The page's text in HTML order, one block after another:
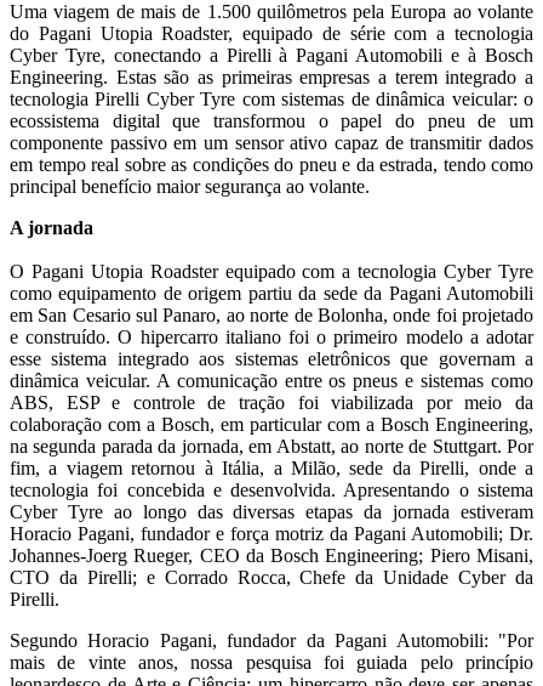
Uma viagem de mais de 1.500 quilômetros pela Europa ao volante
do Pagani Utopia Roadster, equipado de série com a tecnologia
Cyber Tyre, conectando a Pirelli à Pagani Automobili e à Bosch
Engineering. Estas são as primeiras empresas a terem integrado a
tecnologia Pirelli Cyber Tyre com sistemas de dinâmica veicular: o
ecossistema digital que transformou o papel do pneu de um
componente passivo em um sensor ativo capaz de transmitir dados
em tempo real sobre as condições do pneu e da estrada, tendo como
principal benefício maior segurança ao volante.
A jornada
O Pagani Utopia Roadster equipado com a tecnologia Cyber Tyre
como equipamento de origem partiu da sede da Pagani Automobili
em San Cesario sul Panaro, ao norte de Bolonha, onde foi projetado
e construído. O hipercarro italiano foi o primeiro modelo a adotar
esse sistema integrado aos sistemas eletrônicos que governam a
dinâmica veicular. A comunicação entre os pneus e sistemas como
ABS, ESP e controle de tração foi viabilizada por meio da
colaboração com a Bosch, em particular com a Bosch Engineering,
na segunda parada da jornada, em Abstatt, ao norte de Stuttgart. Por
fim, a viagem retornou à Itália, a Milão, sede da Pirelli, onde a
tecnologia foi concebida e desenvolvida. Apresentando o sistema
Cyber Tyre ao longo das diversas etapas da jornada estiveram
Horacio Pagani, fundador e força motriz da Pagani Automobili; Dr.
Johannes-Joerg Rueger, CEO da Bosch Engineering; Piero Misani,
CTO da Pirelli; e Corrado Rocca, Chefe da Unidade Cyber da
Pirelli.
Segundo Horacio Pagani, fundador da Pagani Automobili: "Por
mais de vinte anos, nossa pesquisa foi guiada pelo princípio